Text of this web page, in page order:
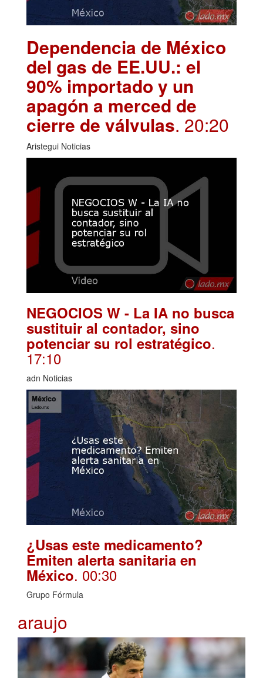
Dependencia de México
del gas de EE.UU.: el
90% importado y un
apagón a merced de
cierre de válvulas. 20:20
Aristegui Noticias
NEGOCIOS W - La IA no busca
sustituir al contador, sino
potenciar su rol estratégico.
17:10
adn Noticias
¿Usas este medicamento?
Emiten alerta sanitaria en
México. 00:30
Grupo Fórmula
araujo